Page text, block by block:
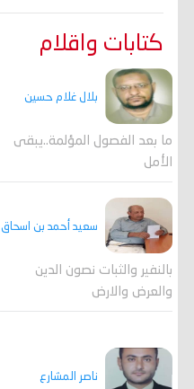
كتابات واقلام
بلال غلام حسين
ما بعد الفصول المؤلمة..يبقى
الأمل
سعيد أحمد بن اسحاق
بالنفير والثبات نصون الدين
والعرض والارض
ناصر المشارع